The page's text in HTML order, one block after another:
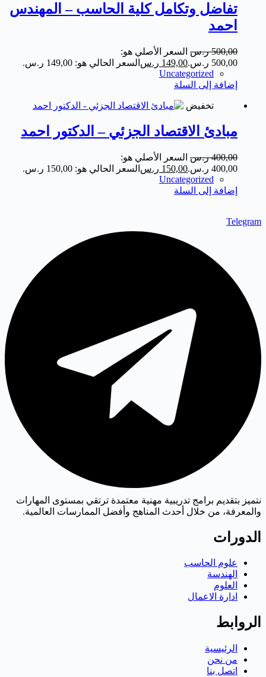
تفاضل وتكامل كلية الحاسب – المهندس
احمد
500,00 ر.س السعر الأصلي هو:
500,00 ر.س.
149,00 ر.س السعر الحالي هو: 149,00 ر.س.
Uncategorized
إضافة إلى السلة
تخفيض
مبادئ الاقتصاد الجزئي – الدكتور احمد
400,00 ر.س السعر الأصلي هو:
400,00 ر.س.
150,00 ر.س السعر الحالي هو: 150,00 ر.س.
Uncategorized
إضافة إلى السلة
Telegram
نتميز بتقديم برامج تدريبية مهنية معتمدة ترتقي بمستوى المهارات
والمعرفة، من خلال أحدث المناهج وأفضل الممارسات العالمية.
الدورات
علوم الحاسب
الهندسة
العلوم
ادارة الاعمال
الروابط
الرئيسية
من نحن
اتصل بنا